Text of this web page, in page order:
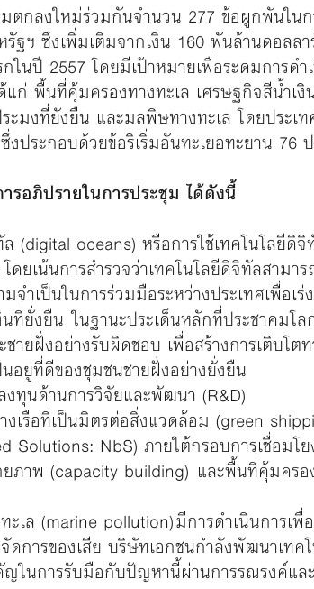
ตกลงใหม่ร่วมกันจำนวน 277 ข้อผูกพันใ
ฐฯ ซึ่งเพิ่มเติมจากเงิน 160 พันล้านดอลล
ในปี 2557 โดยมีเป้าหมายเพื่อระดมการด
แก่ พื้นที่คุ้มครองทางทะเล เศรษฐกิจสีน้ำ
ะมงที่ยั่งยืน และมลพิษทางทะเล โดยประเ
ซึ่งประกอบด้วยข้อริเริ่มอันทะเยอทะยาน 76
อภิปรายในการประชุม ได้ดังนี้
(digital oceans) หรือการใช้เทคโนโลยีดิ
ดยเน้นการสำรวจว่าเทคโนโลยีดิจิทัลสาม
จำเป็นในการร่วมมือระหว่างประเทศเพื่อ
ที่ยั่งยืน ในฐานะประเด็นหลักที่ประชาคมโ
ชายฝั่งอย่างรับผิดชอบ เพื่อสร้างการเติบโ
อยู่ที่ดีของชุมชนชายฝั่งอย่างยั่งยืน
ทุนด้านการวิจัยและพัฒนา (R&D)
เรือที่เป็นมิตรต่อสิ่งแวดล้อม (green
Solutions: NbS) ภายใต้กรอบการเชื่อม
ยภาพ (capacity building) และพื้นที่คุ้มคร
เล (marine pollution) มีการดำเนินการเ
ดการของเสีย บริษัทเอกชนกำลังพัฒนาเท
ในการรับมือกับปัญหานี้ผ่านการรณรงค์แล